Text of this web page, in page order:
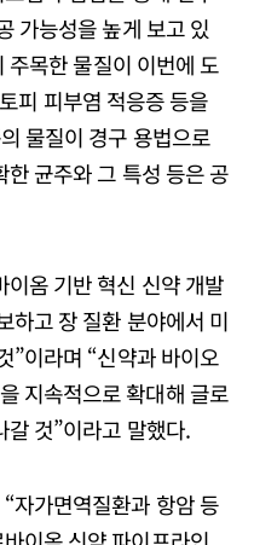
가능성을 높게 보고 있
주목한 물질이 이번에 도
피 피부염 적응증 등을
물질이 경구 용법으로
균주와 그 특성 등은 공
옴 기반 혁신 신약 개발
하고 장 질환 분야에서 미
”이라며 “신약과 바이오
지속적으로 확대해 글로
것”이라고 말했다.
자가면역질환과 항암 등